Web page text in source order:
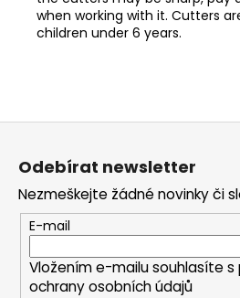
when working with it. Cutters
children under 6 years.
Z
Odebírat newsletter
Nezmeškejte žádné novinky či
E-mail
Vložením e-mailu souhlasíte s
ochrany osobních údajů